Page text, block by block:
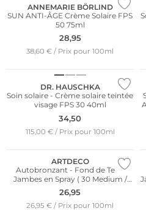
ANNEMARIE BÖRLIND
SUN ANTI-ÂGE Crème Solaire FPS
50 75ml
28,95
38,60 € / Prix pour 100ml
DR. HAUSCHKA
Soin solaire - Crème solaire teintée
visage FPS 30 40ml
34,50
115,00 € / Prix pour 100ml
ARTDECO
Autobronzant - Fond de Teint
Jambes en Spray ( 30 Medium /
Dark )
26,95
26,95 € / Prix pour 100ml